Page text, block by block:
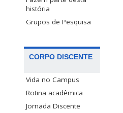
história
Grupos de Pesquisa
CORPO DISCENTE
Vida no Campus
Rotina acadêmica
Jornada Discente